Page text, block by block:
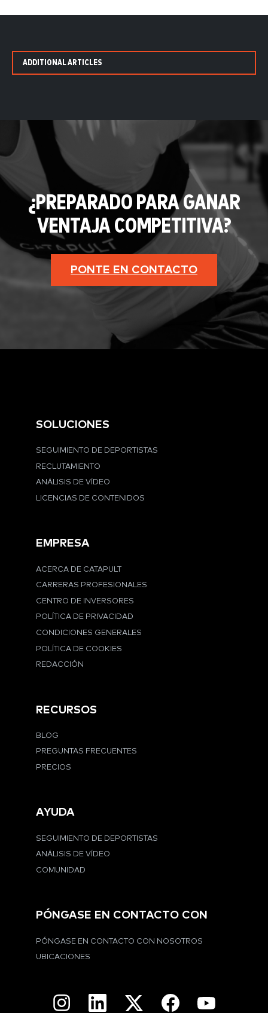
ADDITIONAL ARTICLES
¿PREPARADO PARA GANAR
VENTAJA COMPETITIVA?
PONTE EN CONTACTO
SOLUCIONES
SEGUIMIENTO DE DEPORTISTAS
RECLUTAMIENTO
ANÁLISIS DE VÍDEO
LICENCIAS DE CONTENIDOS
EMPRESA
ACERCA DE CATAPULT
CARRERAS PROFESIONALES
CENTRO DE INVERSORES
POLÍTICA DE PRIVACIDAD
CONDICIONES GENERALES
POLÍTICA DE COOKIES
REDACCIÓN
RECURSOS
BLOG
PREGUNTAS FRECUENTES
PRECIOS
AYUDA
SEGUIMIENTO DE DEPORTISTAS
ANÁLISIS DE VÍDEO
COMUNIDAD
PÓNGASE EN CONTACTO CON
PÓNGASE EN CONTACTO CON NOSOTROS
UBICACIONES